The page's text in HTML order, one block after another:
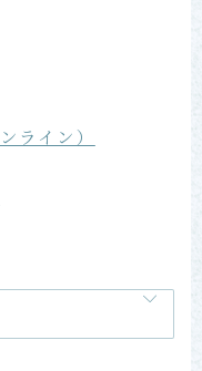
ライン）